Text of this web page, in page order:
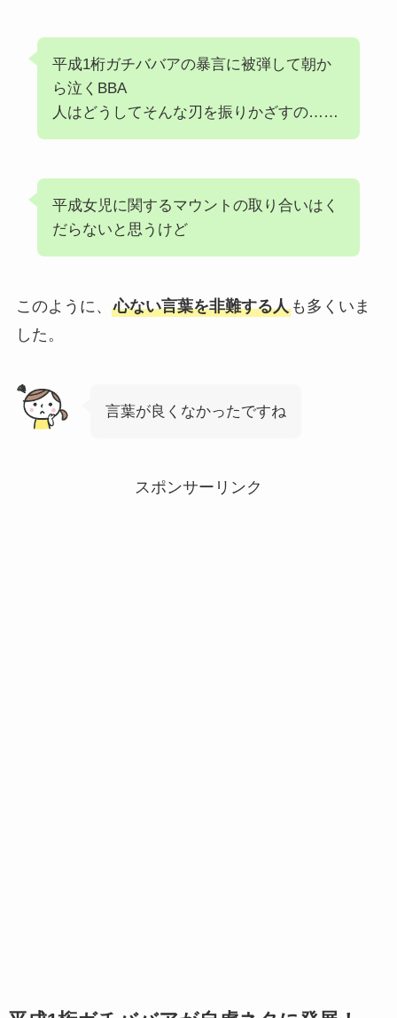
平成1桁ガチババアの暴言に被弾して朝か
ら泣くBBA
人はどうしてそんな刃を振りかざすの……
平成女児に関するマウントの取り合いはく
だらないと思うけど
このように、 心ない言葉を非難する人も多くいま
した。
言葉が良くなかったですね
スポンサーリンク